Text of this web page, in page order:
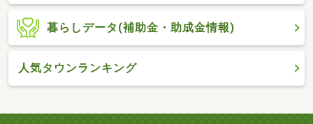
暮らしデータ(補助金・助成金情報)
人気タウンランキング